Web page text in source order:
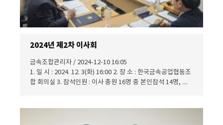
2024년 제2차 이사회
금속조합관리자 / 2024-12-10 16:05
1. 일 시 : 2024. 12. 3(화) 16:00 2. 장 소 : 한국금속공업협동조
합 회의실 3. 참석인원 : 이사 총원 16명 중 본인참석 14명, 서